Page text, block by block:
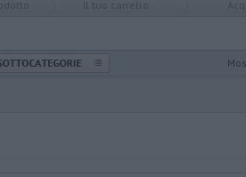
Il tuo carrello